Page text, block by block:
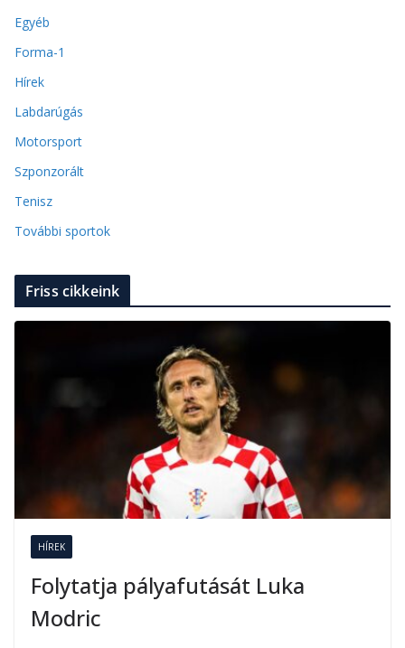
Egyéb
Forma-1
Hírek
Labdarúgás
Motorsport
Szponzorált
Tenisz
További sportok
Friss cikkeink
HÍREK
Folytatja pályafutását Luka
Modric